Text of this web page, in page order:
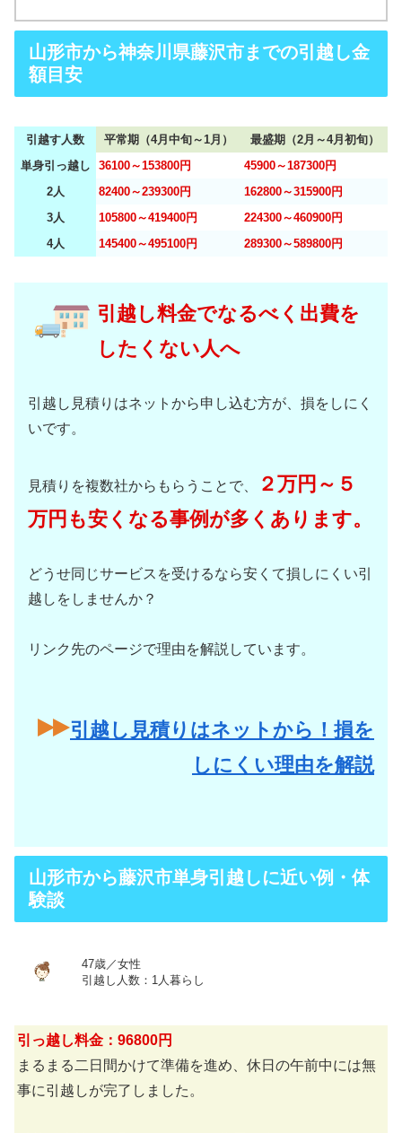
山形市から神奈川県藤沢市までの引越し金
額目安
引越す人数 平常期（4月中旬～1月）
最盛期（2月～4月初旬）
単身引っ越し
36100～153800円
45900～187300円
2人
82400～239300円
162800～315900円
3人
105800～419400円
224300～460900円
4人
145400～495100円 289300～589800円
引越し料金でなるべく出費を
したくない人へ
引越し見積りはネットから申し込む方が、損をしにく
いです。
見積りを複数社からもらうことで、
２万円～５
万円も安くなる事例が多くあります。
どうせ同じサービスを受けるなら安くて損しにくい引
越しをしませんか？
リンク先のページで理由を解説しています。
引越し見積りはネットから！損を
しにくい理由を解説
山形市から藤沢市単身引越しに近い例・体
験談
47歳／女性
引越し人数：1人暮らし
引っ越し料金：96800円
まるまる二日間かけて準備を進め、休日の午前中には無
事に引越しが完了しました。